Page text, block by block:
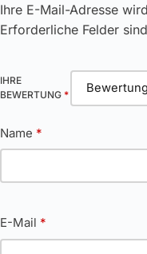
Ihre E-Mail-Adresse
Erforderliche Felder
IHRE
BEWERTUNG *
Name *
E-Mail *